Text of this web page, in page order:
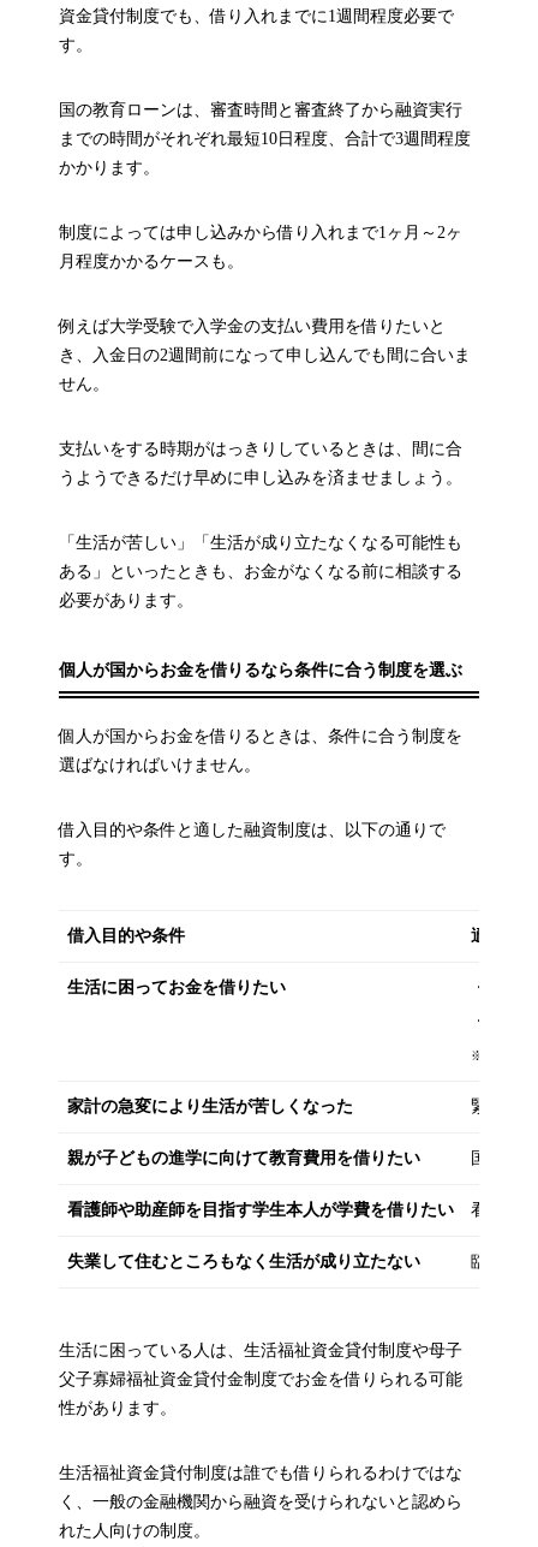
資金貸付制度でも、借り入れまでに1週間程度必要で
す。
国の教育ローンは、審査時間と審査終了から融資実行
までの時間がそれぞれ最短10日程度、合計で3週間程度
かかります。
制度によっては申し込みから借り入れまで1ヶ月～2ヶ
月程度かかるケースも。
例えば大学受験で入学金の支払い費用を借りたいと
き、入金日の2週間前になって申し込んでも間に合いま
せん。
支払いをする時期がはっきりしているときは、間に合
うようできるだけ早めに申し込みを済ませましょう。
「生活が苦しい」「生活が成り立たなくなる可能性も
ある」といったときも、お金がなくなる前に相談する
必要があります。
個人が国からお金を借りるなら条件に合う制度を選ぶ
個人が国からお金を借りるときは、条件に合う制度を
選ばなければいけません。
借入目的や条件と適した融資制度は、以下の通りで
す。
借入目的や条件 適した
生活に困ってお金を借りたい
・生活
・母子
※ひとり親
家計の急変により生活が苦しくなった 緊急小
親が子どもの進学に向けて教育費用を借りたい 国の教
看護師や助産師を目指す学生本人が学費を借りたい 看護師
失業して住むところもなく生活が成り立たない 臨時特
生活に困っている人は、生活福祉資金貸付制度や母子
父子寡婦福祉資金貸付金制度でお金を借りられる可能
性があります。
生活福祉資金貸付制度は誰でも借りられるわけではな
く、一般の金融機関から融資を受けられないと認めら
れた人向けの制度。